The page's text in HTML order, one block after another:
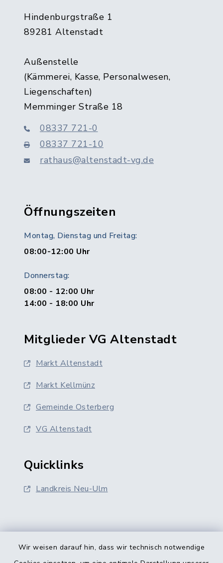
Wir weisen darauf hin, dass wir technisch notwendige
Hindenburgstraße 1
89281 Altenstadt
Außenstelle
(Kämmerei, Kasse, Personalwesen,
Liegenschaften)
Memminger Straße 18
08337 721-0
08337 721-10
rathaus@altenstadt-vg.de
Öffnungszeiten
Montag, Dienstag und Freitag:
08:00-12:00 Uhr
Donnerstag:
08:00 - 12:00 Uhr
14:00 - 18:00 Uhr
Mitglieder VG Altenstadt
Markt Altenstadt
Markt Kellmünz
Gemeinde Osterberg
VG Altenstadt
Quicklinks
Landkreis Neu-Ulm